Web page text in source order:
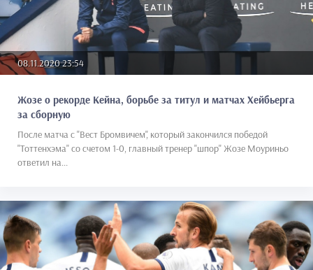
08.11.2020 23:54
Жозе о рекорде Кейна, борьбе за титул и матчах Хейбьерга
за сборную
После матча с "Вест Бромвичем", который закончился победой
"Тоттенхэма" со счетом 1-0, главный тренер "шпор" Жозе Моуриньо
ответил на...